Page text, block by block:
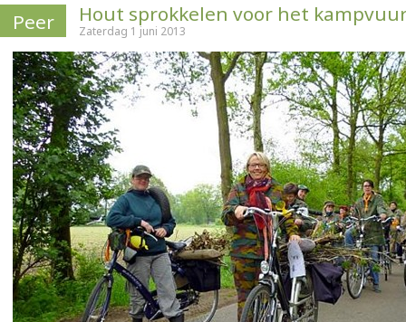
Peer Hout sprokkelen voor het
Zaterdag 1 juni 2013